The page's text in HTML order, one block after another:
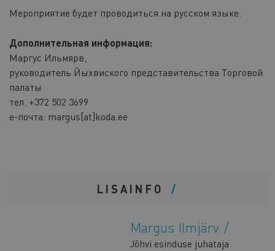
Мероприятие будет проводиться на русском языке.
Дополнительная информация:
Маргус Ильмярв,
pуководитель Йыхвиского представительства Торговой
палаты
тел. +372 502 3699
е-почта: margus[at]koda.ee
LISAINFO
Margus Ilmjärv
Jõhvi esinduse juhataja